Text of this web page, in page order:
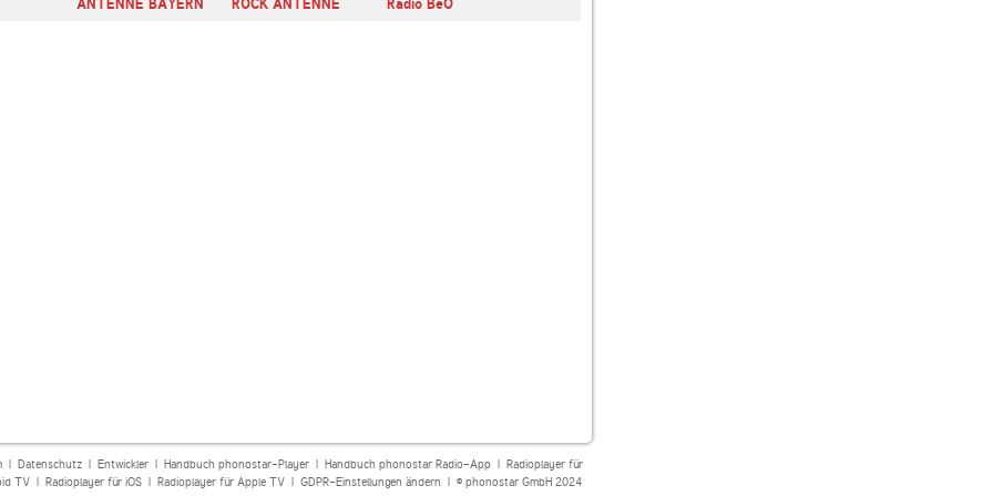
ANTENNE BAYERN ROCK ANTENNE Radio BeO
| Datenschutz| Entwickler| Handbuch phonostar-Player| Handbuch phonostar Radio-App| Radioplayer für
TV| Radioplayer für iOS| Radioplayer für Apple TV| GDPR-Einstellungen ändern | © phonostar GmbH 2024